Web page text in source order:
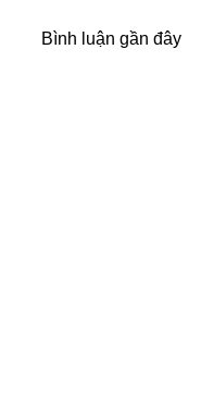
Bình luận gần đây